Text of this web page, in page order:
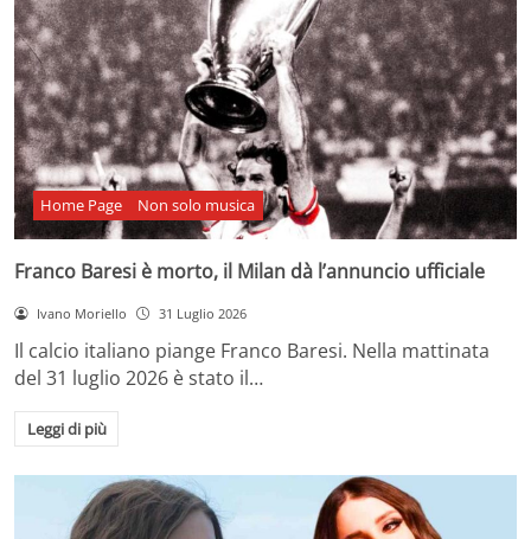
Home Page Non solo musica
Franco Baresi è morto, il Milan dà l’annuncio ufficiale
Ivano Moriello 31 Luglio 2026
Il calcio italiano piange Franco Baresi. Nella mattinata
del 31 luglio 2026 è stato il…
Leggi di più